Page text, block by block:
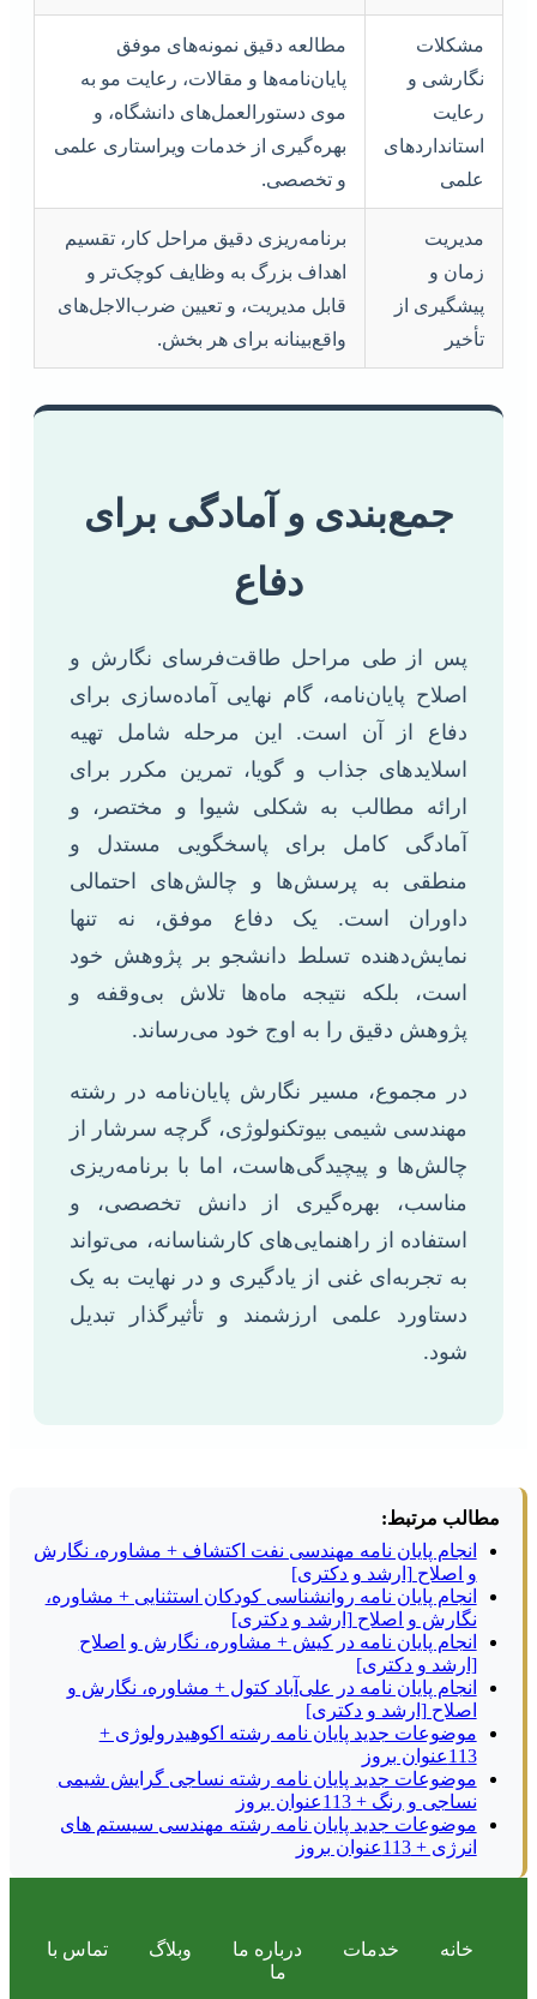
مشکلات
نگارشی و
رعایت
استانداردهای
علمی
مطالعه دقیق نمونه‌های موفق
پایان‌نامه‌ها و مقالات، رعایت مو به
موی دستورالعمل‌های دانشگاه، و
بهره‌گیری از خدمات ویراستاری علمی
و تخصصی.
مدیریت
زمان و
پیشگیری از
تأخیر
برنامه‌ریزی دقیق مراحل کار، تقسیم
اهداف بزرگ به وظایف کوچک‌تر و
قابل مدیریت، و تعیین ضرب‌الاجل‌های
واقع‌بینانه برای هر بخش.
جمع‌بندی و آمادگی برای
دفاع
پس از طی مراحل طاقت‌فرسای نگارش و
اصلاح پایان‌نامه، گام نهایی آماده‌سازی برای
دفاع از آن است. این مرحله شامل تهیه
اسلایدهای جذاب و گویا، تمرین مکرر برای
ارائه مطالب به شکلی شیوا و مختصر، و
آمادگی کامل برای پاسخگویی مستدل و
منطقی به پرسش‌ها و چالش‌های احتمالی
داوران است. یک دفاع موفق، نه تنها
نمایش‌دهنده تسلط دانشجو بر پژوهش خود
است، بلکه نتیجه ماه‌ها تلاش بی‌وقفه و
پژوهش دقیق را به اوج خود می‌رساند.
در مجموع، مسیر نگارش پایان‌نامه در رشته
مهندسی شیمی بیوتکنولوژی، گرچه سرشار از
چالش‌ها و پیچیدگی‌هاست، اما با برنامه‌ریزی
مناسب، بهره‌گیری از دانش تخصصی، و
استفاده از راهنمایی‌های کارشناسانه، می‌تواند
به تجربه‌ای غنی از یادگیری و در نهایت به یک
دستاورد علمی ارزشمند و تأثیرگذار تبدیل
شود.
مطالب مرتبط:
انجام پایان نامه مهندسی نفت اکتشاف + مشاوره، نگارش
و اصلاح [ارشد و دکتری]
انجام پایان نامه روانشناسی کودکان استثنایی + مشاوره،
نگارش و اصلاح [ارشد و دکتری]
انجام پایان نامه در کیش + مشاوره، نگارش و اصلاح
[ارشد و دکتری]
انجام پایان نامه در علی‌آباد کتول + مشاوره، نگارش و
اصلاح [ارشد و دکتری]
موضوعات جدید پایان نامه رشته اکوهیدرولوژی +
113عنوان بروز
موضوعات جدید پایان نامه رشته نساجی گرایش شیمی
نساجی و رنگ + 113عنوان بروز
موضوعات جدید پایان نامه رشته مهندسی سیستم های
انرژی + 113عنوان بروز
خانه خدمات درباره ما وبلاگ
تماس با
ما